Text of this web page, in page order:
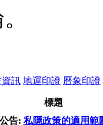
訊 地運印證 曆象印證
標題
公告: 私隱政策的適用範